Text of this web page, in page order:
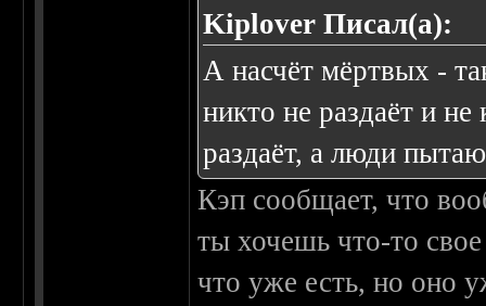
Kiplover Писал(а):
А насчёт мёртвых -
никто не раздаёт и
раздаёт, а люди
Кэп сообщает, что
ты хочешь что-то
что уже есть, но оно